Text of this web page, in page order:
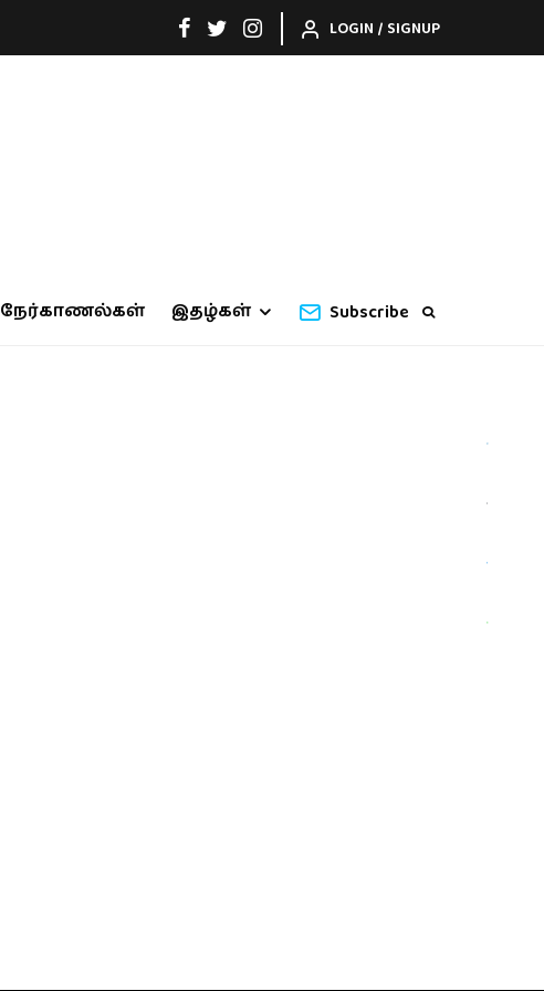
LOGIN / SIGNUP
நேர்காணல்கள் இதழ்கள் Subscribe